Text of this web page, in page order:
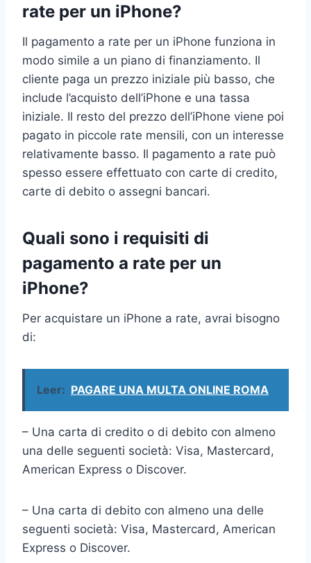
rate per un iPhone?
Il pagamento a rate per un iPhone funziona in
modo simile a un piano di finanziamento. Il
cliente paga un prezzo iniziale più basso, che
include l’acquisto dell’iPhone e una tassa
iniziale. Il resto del prezzo dell’iPhone viene poi
pagato in piccole rate mensili, con un interesse
relativamente basso. Il pagamento a rate può
spesso essere effettuato con carte di credito,
carte di debito o assegni bancari.
Quali sono i requisiti di
pagamento a rate per un
iPhone?
Per acquistare un iPhone a rate, avrai bisogno
di:
Leer: PAGARE UNA MULTA ONLINE ROMA
– Una carta di credito o di debito con almeno
una delle seguenti società: Visa, Mastercard,
American Express o Discover.
– Una carta di debito con almeno una delle
seguenti società: Visa, Mastercard, American
Express o Discover.